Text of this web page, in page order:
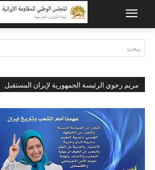
يبحث
مريم رجوي الرئيسة الجمهورية لإيران المستقبل